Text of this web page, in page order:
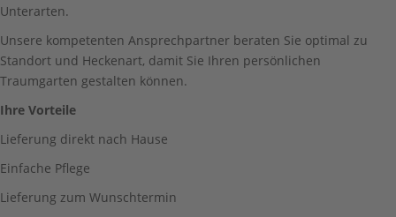
Unterarten.
Unsere kompetenten Ansprechpartner beraten Sie optimal zu
Standort und Heckenart, damit Sie Ihren persönlichen
Traumgarten gestalten können.
Ihre Vorteile
Lieferung direkt nach Hause
Einfache Pflege
Lieferung zum Wunschtermin